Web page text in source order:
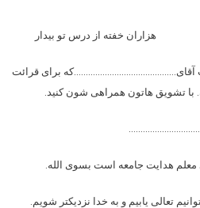
خفته از درس تو بیدار
آقای…………………………………….که برای قرائت
تشویق هاتون همراهی شون کنید.
هدایت جامعه است بسوی الله.
تعالی یابیم و به خدا نزدیکتر شویم.